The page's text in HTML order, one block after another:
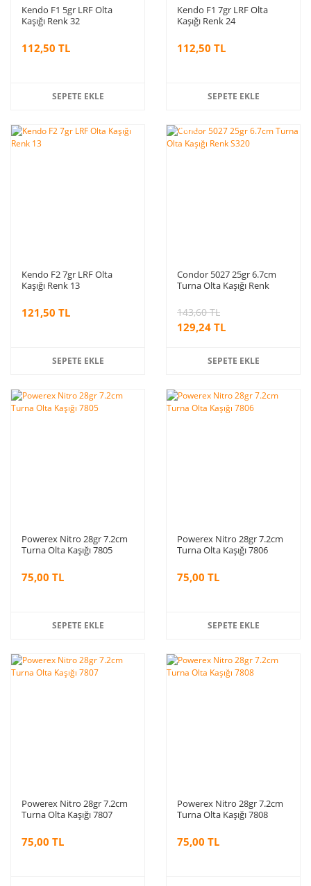
Kendo F1 5gr LRF Olta
Kaşığı Renk 32
112,50 TL
SEPETE EKLE
Kendo F1 7gr LRF Olta
Kaşığı Renk 24
112,50 TL
SEPETE EKLE
Kendo F2 7gr LRF Olta
Kaşığı Renk 13
121,50 TL
SEPETE EKLE
%10
Condor 5027 25gr 6.7cm
Turna Olta Kaşığı Renk
129,24 TL
143,60 TL
SEPETE EKLE
Powerex Nitro 28gr 7.2cm
Turna Olta Kaşığı 7805
75,00 TL
SEPETE EKLE
Powerex Nitro 28gr 7.2cm
Turna Olta Kaşığı 7806
75,00 TL
SEPETE EKLE
Powerex Nitro 28gr 7.2cm
Turna Olta Kaşığı 7807
75,00 TL
Powerex Nitro 28gr 7.2cm
Turna Olta Kaşığı 7808
75,00 TL